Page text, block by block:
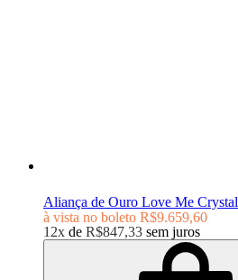
Aliança de Ouro Love Me Crystal
à vista no boleto R$9.659,60
12x de R$847,33 sem juros